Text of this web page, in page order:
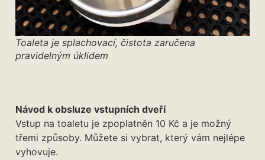
Toaleta je splachovací, čistota zaručena
pravidelným úklidem
Návod k obsluze vstupních dveří
Vstup na toaletu je zpoplatněn 10 Kč a je možný
třemi způsoby. Můžete si vybrat, který vám nejlépe
vyhovuje.